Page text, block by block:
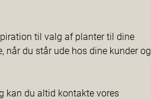
til valg af planter til dine
når du står ude hos dine kunder og
kan du altid kontakte vores